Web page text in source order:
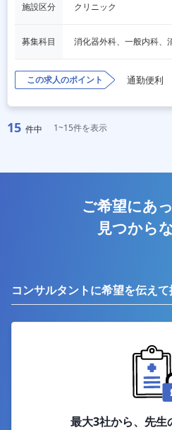
施設区分 クリニック
募集科目
この求人のポイント 通勤便利
15 件中 1~15件を表示
ご希望にあ
見つから
コンサルタントに希望を伝え
最大3社から、先生